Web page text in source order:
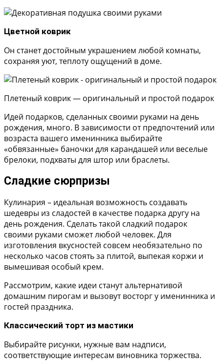
Цветной коврик
Он станет достойным украшением любой комнаты,
сохраняя уют, теплоту ощущений в доме.
Плетеный коврик — оригинальный и простой подарок
Идей подарков, сделанных своими руками на день
рождения, много. В зависимости от предпочтений или
возраста вашего именинника выбирайте
«обвязанные» баночки для карандашей или веселые
брелоки, подхваты для штор или браслеты.
Сладкие сюрпризы
Кулинария – идеальная возможность создавать
шедевры из сладостей в качестве подарка другу на
день рождения. Сделать такой сладкий подарок
своими руками сможет любой человек. Для
изготовления вкусностей совсем необязательно по
несколько часов стоять за плитой, выпекая коржи и
вымешивая особый крем.
Рассмотрим, какие идеи станут альтернативой
домашним пирогам и вызовут восторг у именинника и
гостей праздника.
Классический торт из мастики
Выбирайте рисунки, нужные вам надписи,
соответствующие интересам виновника торжества.